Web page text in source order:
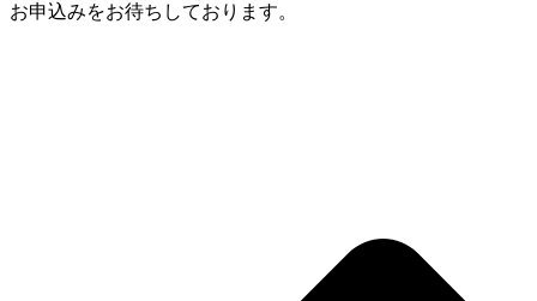
お申込みをお待ちしております。